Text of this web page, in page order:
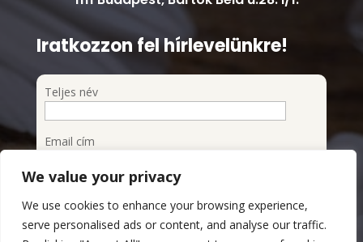
We value your privacy
We use cookies to enhance your browsing experience,
serve personalised ads or content, and analyse our traffic.
Iratkozzon fel hírlevelünkre!
Teljes név
Email cím
Feliratkozom a hírlevélre
Megismertem és elfogadom az Adatvédelmi
szabályzatot